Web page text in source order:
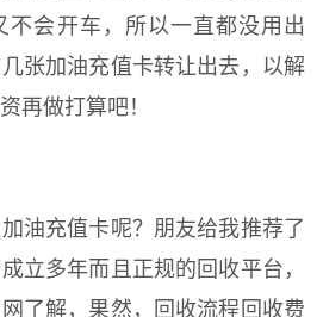
不会开车，所以一直都没用出
张加油充值卡转让出去，以解
再做打算吧！
充值卡呢？朋友给我推荐了
立多年而且正规的回收平台，
了解，果然，回收流程回收费